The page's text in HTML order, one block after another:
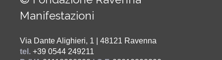
Manifestazioni
Via Dante Alighieri, 1 | 48121 Ravenna
tel. +39 0544 249211